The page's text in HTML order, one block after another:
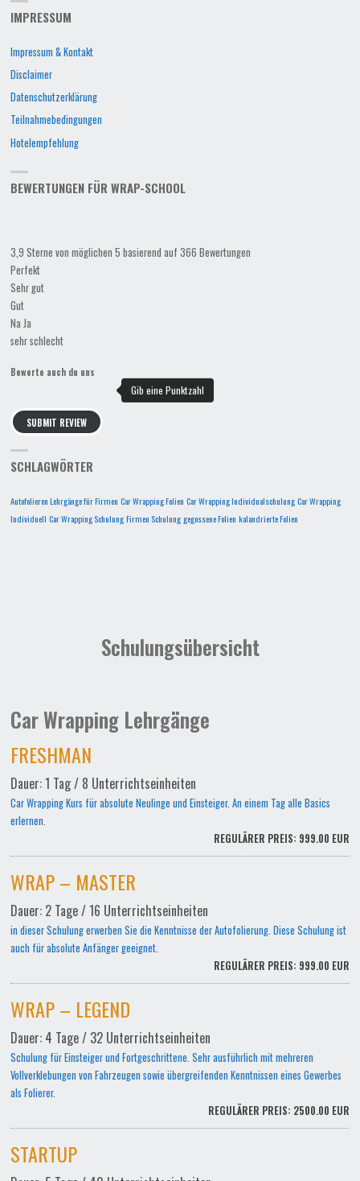
IMPRESSUM
Impressum & Kontakt
Disclaimer
Datenschutzerklärung
Teilnahmebedingungen
Hotelempfehlung
BEWERTUNGEN FÜR WRAP-SCHOOL
3,9 Sterne von möglichen 5 basierend auf 366 Bewertungen
Perfekt
Sehr gut
Gut
Na Ja
sehr schlecht
Bewerte auch du uns
SUBMIT REVIEW
SCHLAGWÖRTER
Autofolieren Lehrgänge für Firmen Car Wrapping Folien Car Wrapping Individualschulung Car Wrapping
Individuell Car Wrapping Schulung Firmen Schulung gegossene Folien kalandrierte Folien
Schulungsübersicht
Car Wrapping Lehrgänge
FRESHMAN
Dauer: 1 Tag / 8 Unterrichtseinheiten
Car Wrapping Kurs für absolute Neulinge und Einsteiger. An einem Tag alle Basics
erlernen.
REGULÄRER PREIS: 999.00 EUR
WRAP – MASTER
Dauer: 2 Tage / 16 Unterrichtseinheiten
in dieser Schulung erwerben Sie die Kenntnisse der Autofolierung. Diese Schulung ist
auch für absolute Anfänger geeignet.
REGULÄRER PREIS: 999.00 EUR
WRAP – LEGEND
Dauer: 4 Tage / 32 Unterrichtseinheiten
Schulung für Einsteiger und Fortgeschrittene. Sehr ausführlich mit mehreren
Vollverklebungen von Fahrzeugen sowie übergreifenden Kenntnissen eines Gewerbes
als Folierer.
REGULÄRER PREIS: 2500.00 EUR
STARTUP